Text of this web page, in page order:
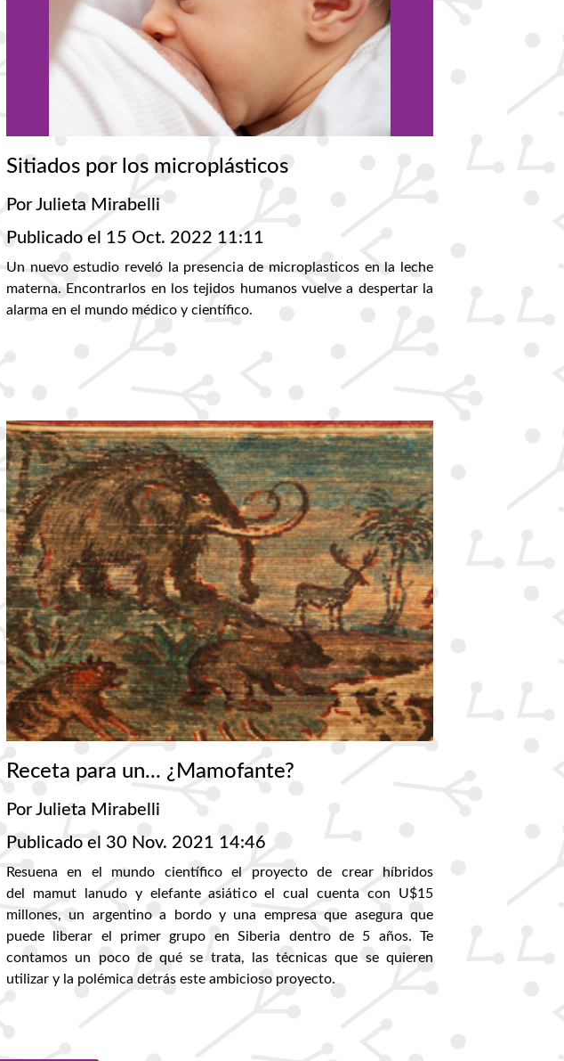
Sitiados por los microplásticos
Por Julieta Mirabelli
Publicado el 15 Oct. 2022 11:11
Un nuevo estudio reveló la presencia de microplasticos en la leche
materna. Encontrarlos en los tejidos humanos vuelve a despertar la
alarma en el mundo médico y científico.
Receta para un... ¿Mamofante?
Por Julieta Mirabelli
Publicado el 30 Nov. 2021 14:46
Resuena en el mundo científico el proyecto de crear híbridos
del mamut lanudo y elefante asiático el cual cuenta con U$15
millones, un argentino a bordo y una empresa que asegura que
puede liberar el primer grupo en Siberia dentro de 5 años. Te
contamos un poco de qué se trata, las técnicas que se quieren
utilizar y la polémica detrás este ambicioso proyecto.